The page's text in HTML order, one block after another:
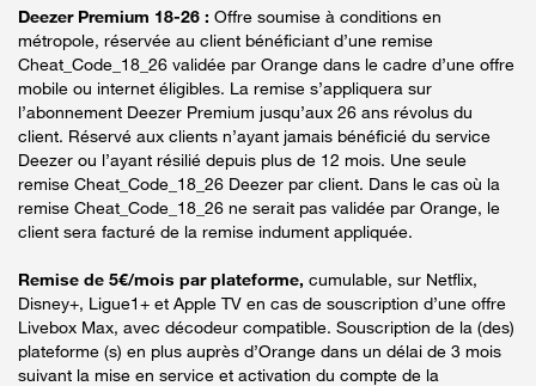
Deezer Premium 18-26 : Offre soumise à conditions en
métropole, réservée au client bénéficiant d’une remise
Cheat_Code_18_26 validée par Orange dans le cadre d’une offre
mobile ou internet éligibles. La remise s’appliquera sur
l’abonnement Deezer Premium jusqu’aux 26 ans révolus du
client. Réservé aux clients n’ayant jamais bénéficié du service
Deezer ou l’ayant résilié depuis plus de 12 mois. Une seule
remise Cheat_Code_18_26 Deezer par client. Dans le cas où la
remise Cheat_Code_18_26 ne serait pas validée par Orange, le
client sera facturé de la remise indument appliquée.
Remise de 5€/mois par plateforme, cumulable, sur Netflix,
Disney+, Ligue1+ et Apple TV en cas de souscription d’une offre
Livebox Max, avec décodeur compatible. Souscription de la (des)
plateforme (s) en plus auprès d’Orange dans un délai de 3 mois
suivant la mise en service et activation du compte de la